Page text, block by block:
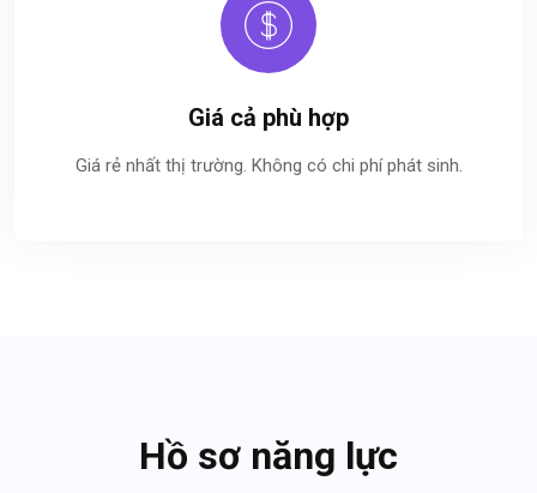
Giá cả phù hợp
Giá rẻ nhất thị trường. Không có chi phí phát sinh.
Hồ sơ năng lực